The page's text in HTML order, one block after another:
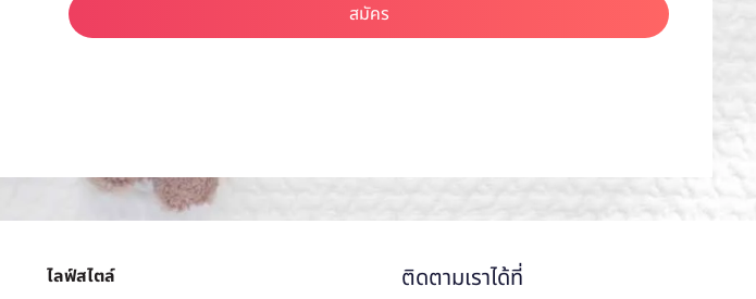
สมัคร
ไลฟ์สไตล์ ติดตามเราได้ที่